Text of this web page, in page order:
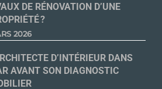
DE RÉNOVATION D’UNE
?
2026
D’INTÉRIEUR DANS
AVANT SON DIAGNOSTIC